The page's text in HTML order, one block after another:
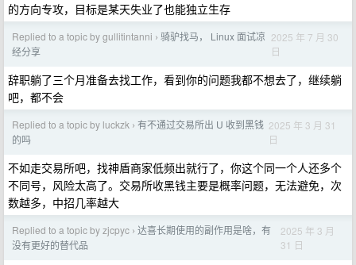
的方向专攻，目标是某天失业了也能独立生存
Replied to a topic by gullitintanni › 骑驴找马， Linux 面试凉
经分享
2025 年 7 月 30
日
辞职躺了三个月准备去找工作，看到你的问题我都不想去了，继续躺
吧，都不会
Replied to a topic by luckzk › 有不通过交易所出 U 收到黑钱
的吗
2025 年 3 月 31
日
不如走交易所吧，找神盾商家低频出就行了，你这个同一个人还多个
不同号，风险太高了。交易所收黑钱主要是概率问题，无法避免，次
数越多，中招几率越大
Replied to a topic by zjcpyc › 达喜长期使用的副作用是啥，有
没有更好的替代品
2025 年 3 月
31 日